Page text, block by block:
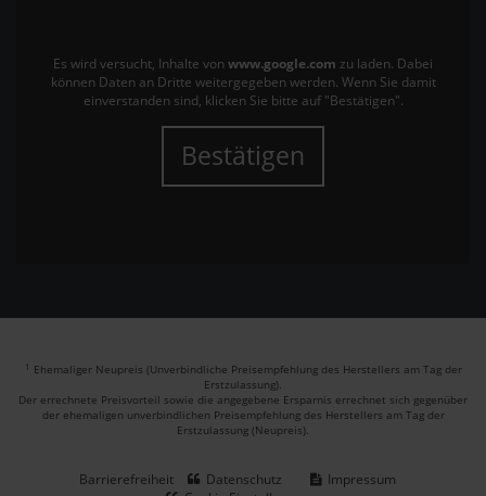
Es wird versucht, Inhalte von www.google.com zu laden. Dabei
können Daten an Dritte weitergegeben werden. Wenn Sie damit
einverstanden sind, klicken Sie bitte auf "Bestätigen".
Bestätigen
1 Ehemaliger Neupreis (Unverbindliche Preisempfehlung des Herstellers am Tag der
Erstzulassung).
Der errechnete Preisvorteil sowie die angegebene Ersparnis errechnet sich gegenüber
der ehemaligen unverbindlichen Preisempfehlung des Herstellers am Tag der
Erstzulassung (Neupreis).
Barrierefreiheit Datenschutz
Impressum